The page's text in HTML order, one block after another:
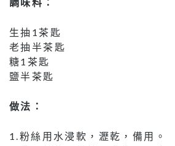
生抽1茶匙
老抽半茶匙
糖1茶匙
鹽半茶匙
做法：
1.粉絲用水浸軟，瀝乾，備用。